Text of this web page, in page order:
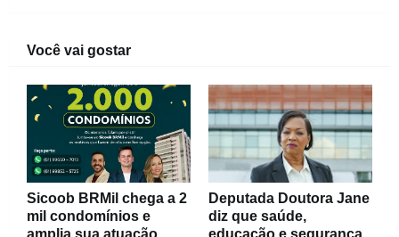
Você vai gostar
Sicoob BRMil chega a 2
mil condomínios e
Deputada Doutora Jane
diz que saúde,